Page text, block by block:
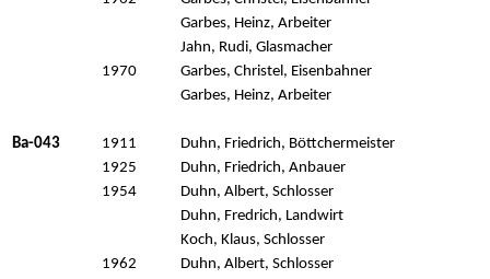
Garbes, Heinz, Arbeiter
Jahn, Rudi, Glasmacher
1970
Garbes, Christel, Eisenbahner
Garbes, Heinz, Arbeiter
Ba-043 1911
Duhn, Friedrich, Böttchermeister
1925
Duhn, Friedrich, Anbauer
1954
Duhn, Albert, Schlosser
Duhn, Fredrich, Landwirt
Koch, Klaus, Schlosser
1962
Duhn, Albert, Schlosser